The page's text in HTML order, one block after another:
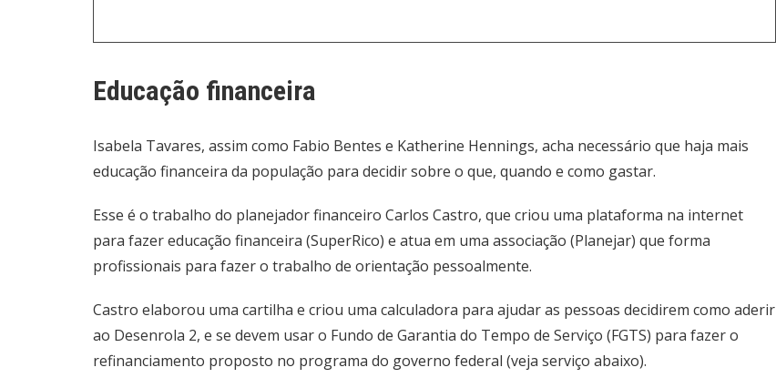
Educação financeira
Isabela Tavares, assim como Fabio Bentes e Katherine Hennings, acha necessário que haja mais
educação financeira da população para decidir sobre o que, quando e como gastar.
Esse é o trabalho do planejador financeiro Carlos Castro, que criou uma plataforma na internet
para fazer educação financeira (SuperRico) e atua em uma associação (Planejar) que forma
profissionais para fazer o trabalho de orientação pessoalmente.
Castro elaborou uma cartilha e criou uma calculadora para ajudar as pessoas decidirem como aderir
ao Desenrola 2, e se devem usar o Fundo de Garantia do Tempo de Serviço (FGTS) para fazer o
refinanciamento proposto no programa do governo federal (veja serviço abaixo).